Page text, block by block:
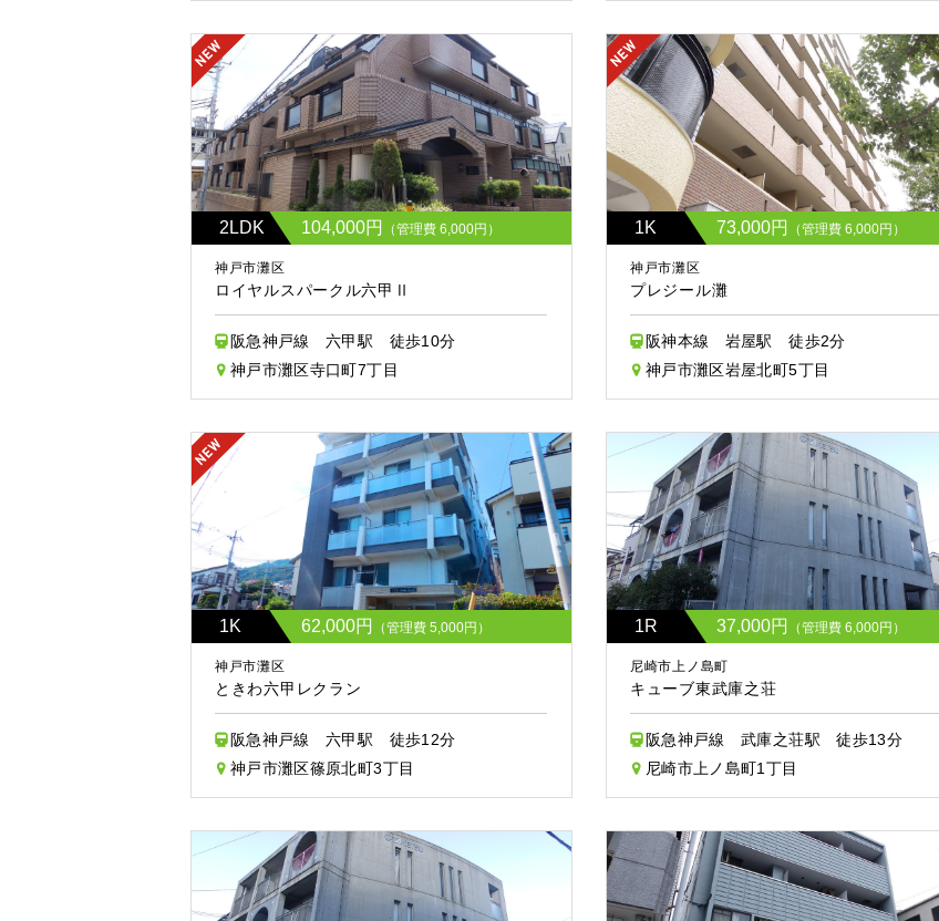
2LDK 104,000円 （管理費 6,000円）
神戸市灘区
ロイヤルスパークル六甲Ⅱ
阪急神戸線 六甲駅 徒歩10分
神戸市灘区寺口町7丁目
1K 73,000円 （管理費 6,000円）
神戸市灘区
プレジール灘
阪神本線 岩屋駅 徒歩2分
神戸市灘区岩屋北町5丁目
1K 62,000円 （管理費 5,000円）
神戸市灘区
ときわ六甲レクラン
阪急神戸線 六甲駅 徒歩12分
神戸市灘区篠原北町3丁目
1R 37,000円 （管理費 6,000円）
尼崎市上ノ島町
キューブ東武庫之荘
阪急神戸線 武庫之荘駅 徒歩13分
尼崎市上ノ島町1丁目